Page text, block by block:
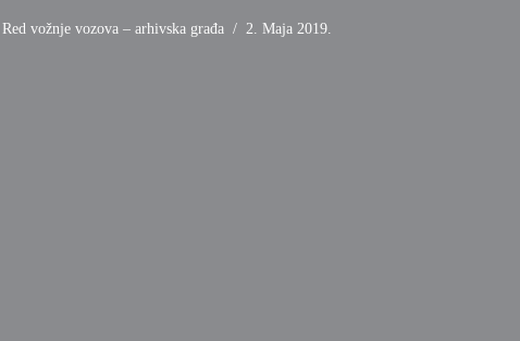
Red vožnje vozova – arhivska građa 2. Maja 2019.